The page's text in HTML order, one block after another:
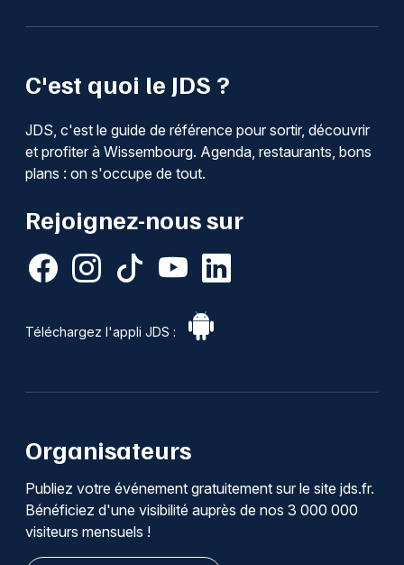
C'est quoi le JDS ?
JDS, c'est le guide de référence pour sortir, découvrir
et profiter à Wissembourg. Agenda, restaurants, bons
plans : on s'occupe de tout.
Rejoignez-nous sur
Téléchargez l'appli JDS :
Organisateurs
Publiez votre événement gratuitement sur le site jds.fr.
Bénéficiez d'une visibilité auprès de nos 3 000 000
visiteurs mensuels !